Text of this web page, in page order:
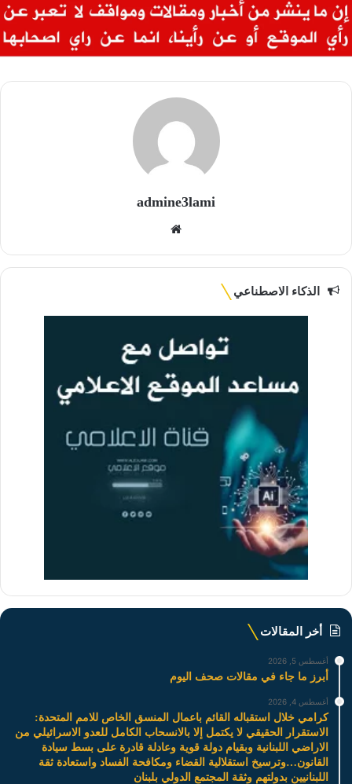
admine3lami
الذكاء الاصطناعي
أخر المقالات
أغسطس 5, 2026
أبرز ما جاء في مقالات صحف اليوم
أغسطس 4, 2026
كرامي خلال استقباله القائم باعمال المنسق الخاص للامم المتحدة:
الاستقرار الحقيقي لا يكتمل إلا بالانسحاب الكامل للعدو الاسرائيلي من
الاراضي اللبنانية وبقيام دولة قوية وعادلة قادرة على بسط سيادة
القانون…وترسيخ استقلالية القضاء ومكافحة الفساد واستعادة ثقة
اللبنانيين بدولتهم وثقة المجتمع الدولي بلبنان